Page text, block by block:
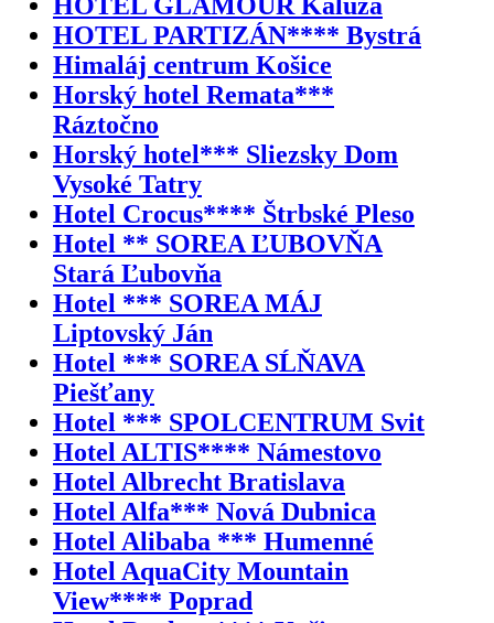
HOTEL PARTIZÁN**** Bystrá
Himaláj centrum Košice
Horský hotel Remata***
Ráztočno
Horský hotel*** Sliezsky Dom
Vysoké Tatry
Hotel Crocus**** Štrbské Pleso
Hotel ** SOREA ĽUBOVŇA
Stará Ľubovňa
Hotel *** SOREA MÁJ
Liptovský Ján
Hotel *** SOREA SĹŇAVA
Piešťany
Hotel *** SPOLCENTRUM Svit
Hotel ALTIS**** Námestovo
Hotel Albrecht Bratislava
Hotel Alfa*** Nová Dubnica
Hotel Alibaba *** Humenné
Hotel AquaCity Mountain
View**** Poprad